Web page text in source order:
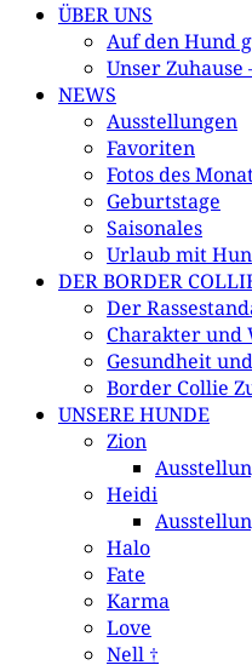
ÜBER UNS
Auf den Hund
Unser
NEWS
Ausstellungen
Favoriten
Fotos des
Geburtstage
Saisonales
Urlaub mit
DER BORDER
Der
Charakter und
Gesundheit
Border Collie
UNSERE HUNDE
Zion
Heidi
Halo
Fate
Karma
Love
Nell †